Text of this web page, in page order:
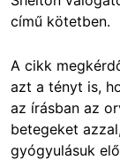
című kötetben.
A cikk
azt a tényt is,
az írásban az
betegeket
gyógyulásuk